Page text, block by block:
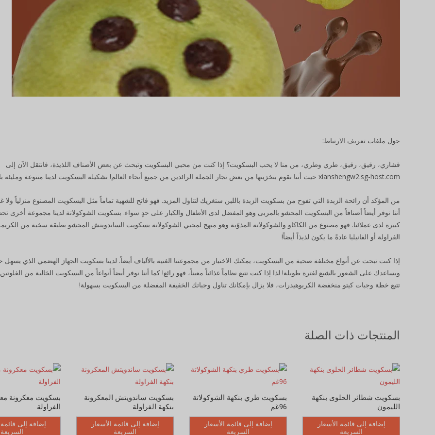
حول ملفات تعريف الارتباط:
قشاري، رقيق، رقيق، طري وطري، من منا لا يحب البسكويت؟ إذا كنت من محبي البسكويت وتبحث عن بعض الأصناف اللذيذة، فانتقل الآن إلى
xianshengw2.sg-host.com حيث أننا نقوم بتخزينها من بعض تجار الجملة الرائدين من جميع أنحاء العالم! تشكيلة البسكويت لدينا متنوعة ومليئة بالمرح.
من المؤكد أن رائحة الزبدة التي تفوح من بسكويت الزبدة باللبن ستغريك لتناول المزيد. فهو فاتح للشهية تماماً مثل البسكويت المصنوع منزلياً ولا
أننا نوفر أيضاً أصنافاً من البسكويت المحشو بالمربى وهو المفضل لدى الأطفال والكبار على حدٍ سواء. بسكويت الشوكولاتة لدينا مجموعة أخرى
كبيرة لدى عملائنا. فهو مصنوع من الكاكاو والشوكولاتة المذوّبة وهو مبهج لمحبي الشوكولاتة بسكويت الساندويتش المحشو بطبقة سخية من
الفراولة أو الفانيليا عادةً ما يكون لذيذاً أيضاً!
إذا كنت تبحث عن أنواع مختلفة صحية من البسكويت، يمكنك الاختيار من مجموعتنا الغنية بالألياف أيضاً. لدينا بسكويت الجهاز الهضمي الذي يسهل
ويساعدك على الشعور بالشبع لفترة طويلة! لذا إذا كنت تتبع نظاماً غذائياً معيناً، فهو رائع! كما أننا نوفر أيضاً أنواعاً من البسكويت الخالية من
تتبع خطة وجبات كيتو منخفضة الكربوهيدرات، فلا يزال بإمكانك تناول وجباتك الخفيفة المفضلة من البسكويت بسهولة!
المنتجات ذات الصلة
بسكويت معكرونة
الفراولة
إضافة إلى قائمة
السريعة
بسكويت ساندويتش المعكرونة
بنكهة الفراولة
إضافة إلى قائمة الأسعار
السريعة
بسكويت طري بنكهة الشوكولاتة
96غم
إضافة إلى قائمة الأسعار
السريعة
بسكويت شطائر الحلوى بنكهة
الليمون
إضافة إلى قائمة الأسعار
السريعة